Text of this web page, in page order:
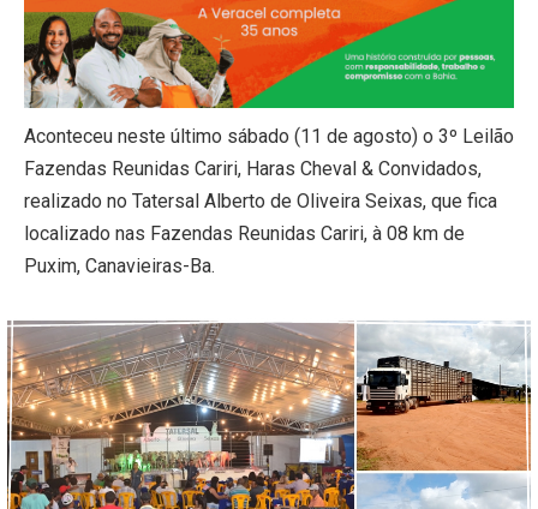
Aconteceu neste último sábado (11 de agosto) o 3º Leilão
Fazendas Reunidas Cariri, Haras Cheval & Convidados,
realizado no Tatersal Alberto de Oliveira Seixas, que fica
localizado nas Fazendas Reunidas Cariri, à 08 km de
Puxim, Canavieiras-Ba.